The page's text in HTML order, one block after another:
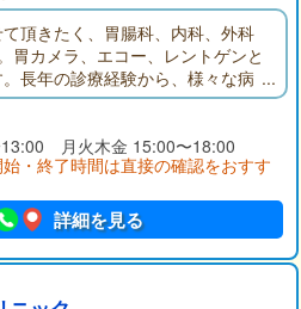
頂きたく、胃腸科、内科、外科
胃カメラ、エコー、レントゲンと
長年の診療経験から、様々な病
りますので、お気軽に御来院下
13:00 月火木金 15:00〜18:00
・終了時間は直接の確認をおすす
詳細を見る